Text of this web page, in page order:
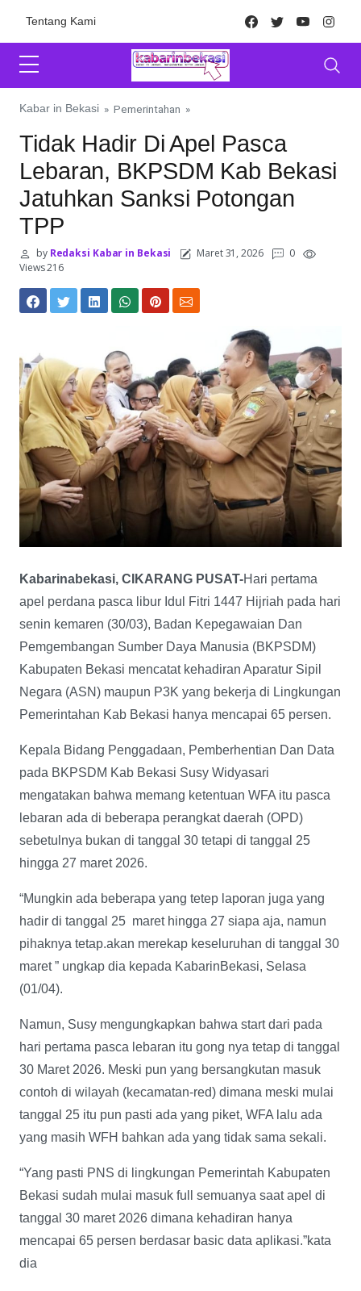
Tentang Kami Facebook
TwitterYoutube
Kabar in Bekasi » Pemerintahan »
Tidak Hadir Di Apel Pasca
Lebaran, BKPSDM Kab Bekasi
Jatuhkan Sanksi Potongan
TPP
byRedaksi Kabar in Bekasi Maret 31, 2026
0
Views 216
Kabarinabekasi, CIKARANG PUSAT-Hari pertama
apel perdana pasca libur Idul Fitri 1447 Hijriah pada hari
senin kemaren (30/03), Badan Kepegawaian Dan
Pemgembangan Sumber Daya Manusia (BKPSDM)
Kabupaten Bekasi mencatat kehadiran Aparatur Sipil
Negara (ASN) maupun P3K yang bekerja di Lingkungan
Pemerintahan Kab Bekasi hanya mencapai 65 persen.
Kepala Bidang Penggadaan, Pemberhentian Dan Data
pada BKPSDM Kab Bekasi Susy Widyasari
mengatakan bahwa memang ketentuan WFA itu pasca
lebaran ada di beberapa perangkat daerah (OPD)
sebetulnya bukan di tanggal 30 tetapi di tanggal 25
hingga 27 maret 2026.
“Mungkin ada beberapa yang tetep laporan juga yang
hadir di tanggal 25 maret hingga 27 siapa aja, namun
pihaknya tetap.akan merekap keseluruhan di tanggal 30
maret ” ungkap dia kepada KabarinBekasi, Selasa
(01/04).
Namun, Susy mengungkapkan bahwa start dari pada
hari pertama pasca lebaran itu gong nya tetap di tanggal
30 Maret 2026. Meski pun yang bersangkutan masuk
contoh di wilayah (kecamatan-red) dimana meski mulai
tanggal 25 itu pun pasti ada yang piket, WFA lalu ada
yang masih WFH bahkan ada yang tidak sama sekali.
“Yang pasti PNS di lingkungan Pemerintah Kabupaten
Bekasi sudah mulai masuk full semuanya saat apel di
tanggal 30 maret 2026 dimana kehadiran hanya
mencapai 65 persen berdasar basic data aplikasi.”kata
dia